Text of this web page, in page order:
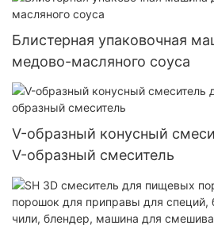
Блистерная упаковочная
медово-масляного соуса
V-образный конусный
V-образный смеситель